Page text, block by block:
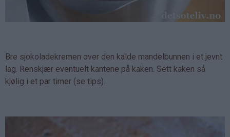
Bre sjokoladekremen over den kalde mandelbunnen i et jevnt
lag. Renskjær eventuelt kantene på kaken. Sett kaken så
kjølig i et par timer (se tips).